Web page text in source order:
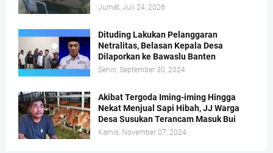
Jumat, Juli 24, 2026
Dituding Lakukan Pelanggaran
Netralitas, Belasan Kepala Desa
Dilaporkan ke Bawaslu Banten
Senin, September 30, 2024
Akibat Tergoda Iming-iming Hingga
Nekat Menjual Sapi Hibah, JJ Warga
Desa Susukan Terancam Masuk Bui
Kamis, November 07, 2024